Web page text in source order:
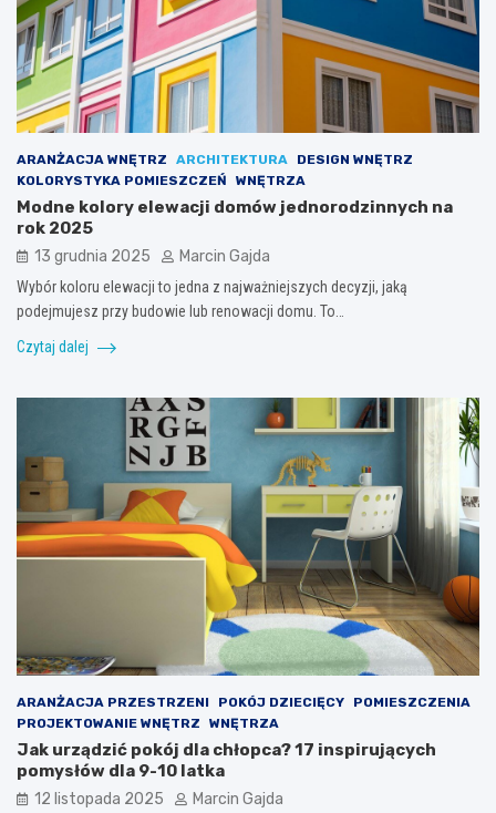
ARANŻACJA WNĘTRZ ARCHITEKTURA
DESIGN WNĘTRZ
KOLORYSTYKA POMIESZCZEŃ
WNĘTRZA
Modne kolory elewacji domów jednorodzinnych na
rok 2025
13 grudnia 2025 Marcin Gajda
Wybór koloru elewacji to jedna z najważniejszych decyzji, jaką
podejmujesz przy budowie lub renowacji domu. To…
Czytaj dalej
ARANŻACJA PRZESTRZENI POKÓJ DZIECIĘCY
POMIESZCZENIA
PROJEKTOWANIE WNĘTRZ
WNĘTRZA
Jak urządzić pokój dla chłopca? 17 inspirujących
pomysłów dla 9-10 latka
12 listopada 2025 Marcin Gajda